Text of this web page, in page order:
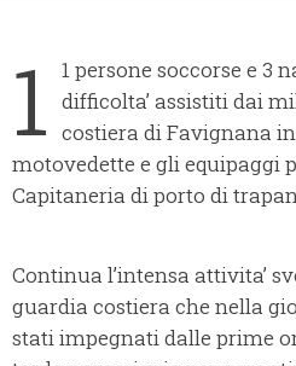
1 1 persone soccorse e 3
difficolta’ assistiti dai
costiera di Favignana
motovedette e gli equipaggi
Capitaneria di porto di
Continua l’intensa attivita’
guardia costiera che nella
stati impegnati dalle prime